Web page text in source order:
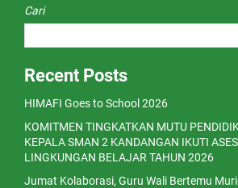
Cari
Recent Posts
HIMAFI Goes to School 2026
KOMITMEN TINGKATKAN MUTU
KEPALA SMAN 2 KANDANGAN IKUTI
LINGKUNGAN BELAJAR TAHUN 2026
Jumat Kolaborasi, Guru Wali Bertemu